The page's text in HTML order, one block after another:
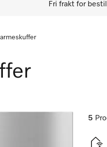
Fri frakt for
5